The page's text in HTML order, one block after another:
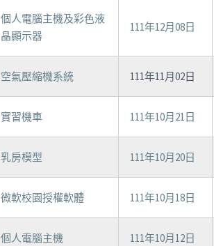
個人電腦主機及彩色液
晶顯示器
111年12月08日
空氣壓縮機系統 111年11月02日
實習機車 111年10月21日
乳房模型 111年10月20日
微軟校園授權軟體 111年10月18日
個人電腦主機 111年10月12日